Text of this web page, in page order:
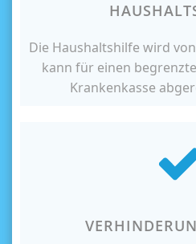
Die Haushaltshilfe wird
kann für einen
Krankenkasse